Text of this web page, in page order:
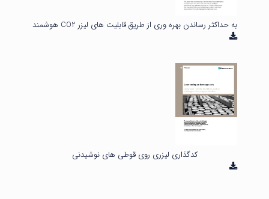
به حداکثر رساندن بهره وری از طریق قابلیت های لیزر CO2 هوشمند
کدگذاری لیزری روی قوطی های نوشیدنی